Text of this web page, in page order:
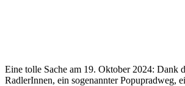
Eine tolle Sache am 19. Oktober 2024: Dank
RadlerInnen, ein sogenannter Popupradweg,